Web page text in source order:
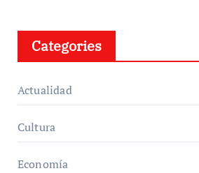
Categories
Actualidad
Cultura
Economía